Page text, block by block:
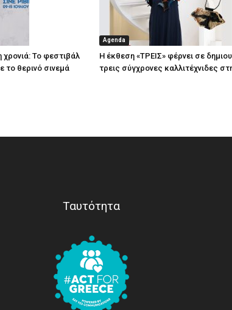
χρονιά: Το φεστιβάλ
το θερινό σινεμά
Agenda
Η έκθεση «ΤΡΕΙΣ» φέρνει σε
τρεις σύγχρονες καλλιτέχνιδες
Ταυτότητα